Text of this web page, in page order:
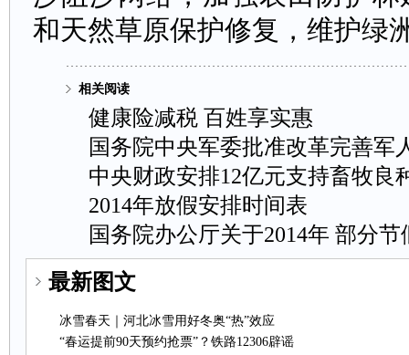
和天然草原保护修复，维护绿
相关阅读
健康险减税百姓享实惠
国务院中央军委批准改革完善军
中央财政安排12亿元支持畜牧良
2014年放假安排时间表
国务院办公厅关于2014年部分
最新图文
冰雪春天｜河北冰雪用好冬奥“热”效应
“春运提前90天预约抢票”？铁路12306辟谣